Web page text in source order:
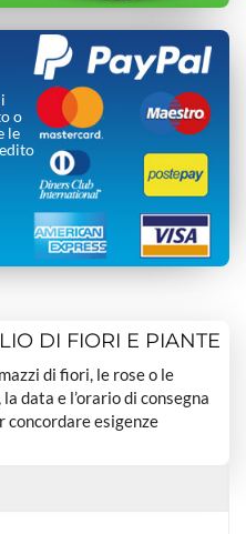
o
le
DI FIORI E PIANTE
di fiori, le rose o le
data e l’orario di consegna
concordare esigenze